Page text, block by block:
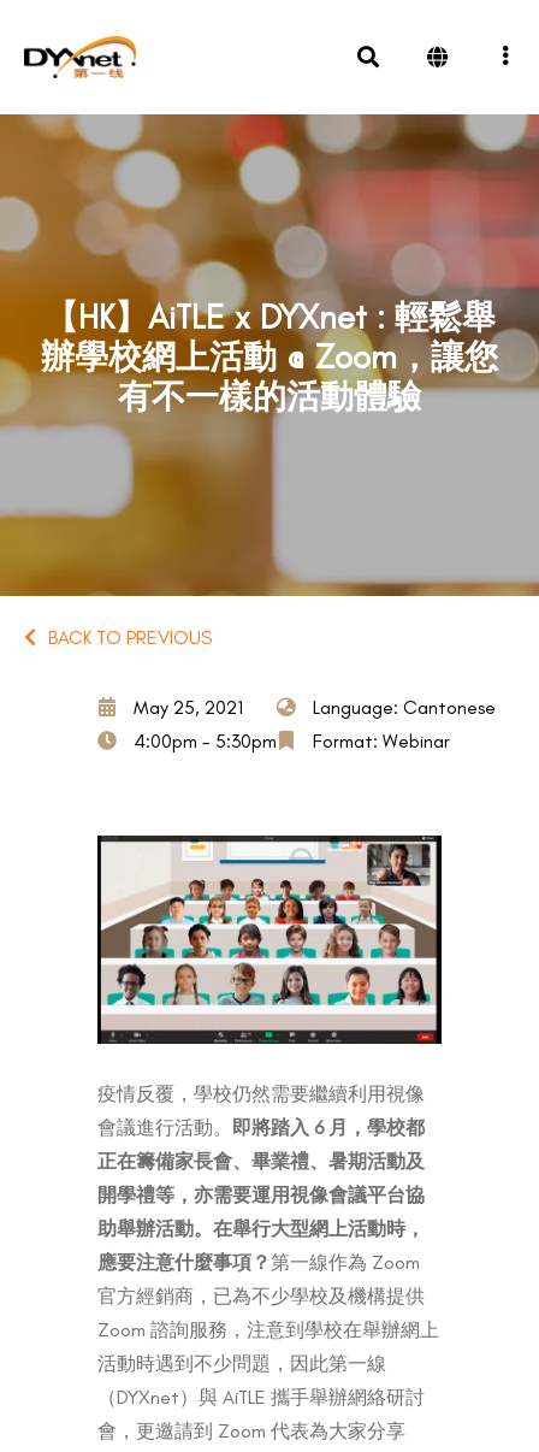
【HK】AiTLE x DYXnet : 輕鬆舉
辦學校網上活動 @ Zoom，讓您
有不一樣的活動體驗
BACK TO PREVIOUS
May 25, 2021
4:00pm - 5:30pm
Language: Cantonese
Format: Webinar
疫情反覆，學校仍然需要繼續利用視像
會議進行活動。 即將踏入 6 月，學校都
正在籌備家長會、畢業禮、暑期活動及
開學禮等，亦需要運用視像會議平台協
助舉辦活動。在舉行大型網上活動時，
應要注意什麼事項？第一線作為 Zoom
官方經銷商，已為不少學校及機構提供
Zoom 諮詢服務，注意到學校在舉辦網上
活動時遇到不少問題，因此第一線
（DYXnet）與 AiTLE 攜手舉辦網絡研討
會，更邀請到 Zoom 代表為大家分享